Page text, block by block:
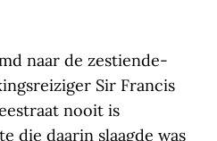
naar de zestiende-
Sir Francis
nooit is
die daarin slaagde was